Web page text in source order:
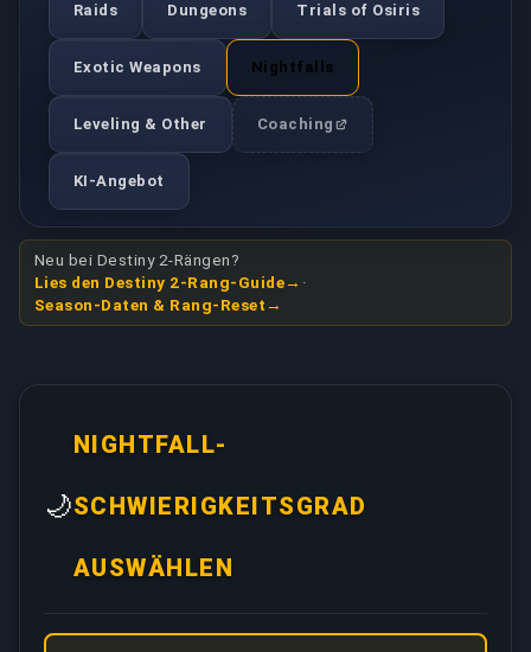
Raids Dungeons Trials of Osiris
Exotic Weapons Nightfalls
Leveling & Other Coaching
KI-Angebot
Neu bei Destiny 2-Rängen?
Lies den Destiny 2-Rang-Guide
·
Season-Daten & Rang-Reset
🌙
NIGHTFALL-
SCHWIERIGKEITSGRAD
AUSWÄHLEN